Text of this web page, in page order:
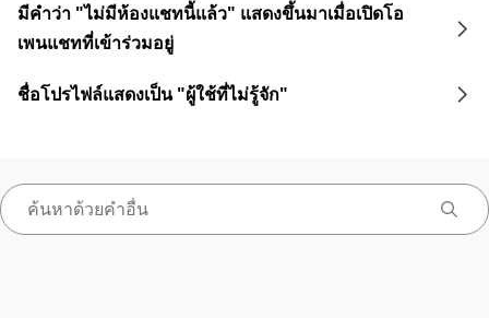
มีคำว่า "ไม่มีห้องแชทนี้แล้ว" แสดงขึ้นมาเมื่อเปิดโอ
เพนแชทที่เข้าร่วมอยู่
ชื่อโปรไฟล์แสดงเป็น "ผู้ใช้ที่ไม่รู้จัก"